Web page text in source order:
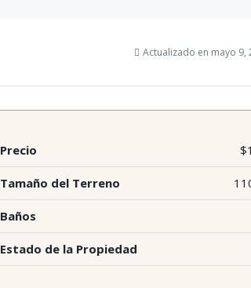
Actualizado en mayo 9,
Precio
Tamaño del Terreno
Baños
Estado de la Propiedad